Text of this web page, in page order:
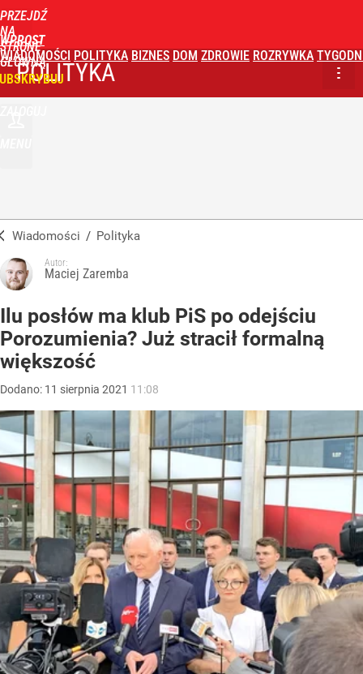
PRZEJDŹ
NA
STRONĘ
GŁÓWNĄ
WPROST
WIADOMOŚCI POLITYKA BIZNES DOM ZDROWIE ROZRYWKA
POLITYKA
Wiadomości / Polityka
Autor:
Maciej Zaremba
Ilu posłów ma klub PiS po odejściu
Porozumienia? Już stracił formalną
większość
Dodano: 11 sierpnia 2021 11:08